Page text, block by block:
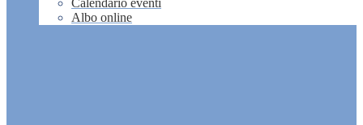
Calendario eventi
Albo online